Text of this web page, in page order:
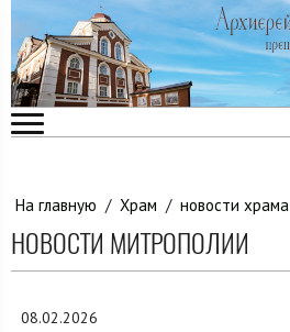
На главную / Храм / новости храма
НОВОСТИ МИТРОПОЛИИ
08.02.2026